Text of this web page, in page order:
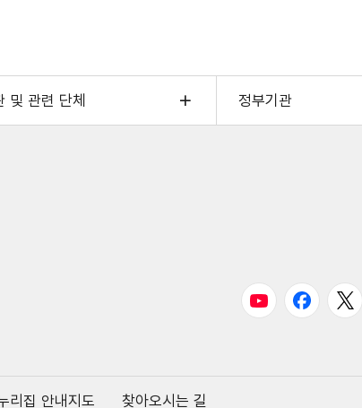
및 관련 단체 정부기관
유튜브 페이스북트위터
리집 안내지도 찾아오시는 길